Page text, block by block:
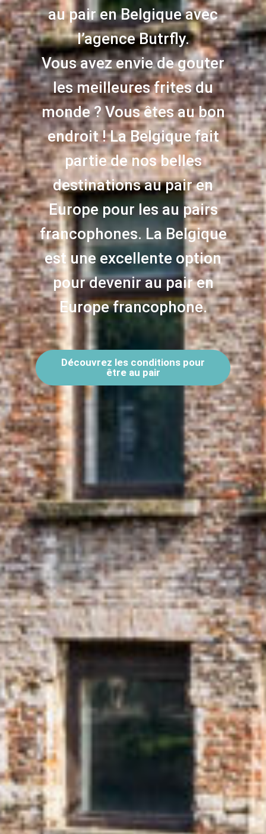
au pair en Belgique avec
l’agenceButrfly.
Vous avez envie de gouter
les meilleures frites du
monde ? Vous êtes au bon
endroit ! La Belgique fait
partie de nos belles
destinationsau pair en
Europepour les au pairs
francophones. La Belgique
est une excellente option
pourdevenir au pairen
Europe francophone.
Découvrez les conditions pour
être au pair